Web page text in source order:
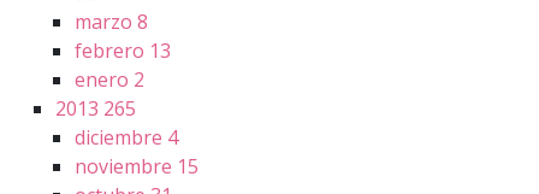
marzo 8
febrero 13
enero 2
2013 265
diciembre 4
noviembre 15